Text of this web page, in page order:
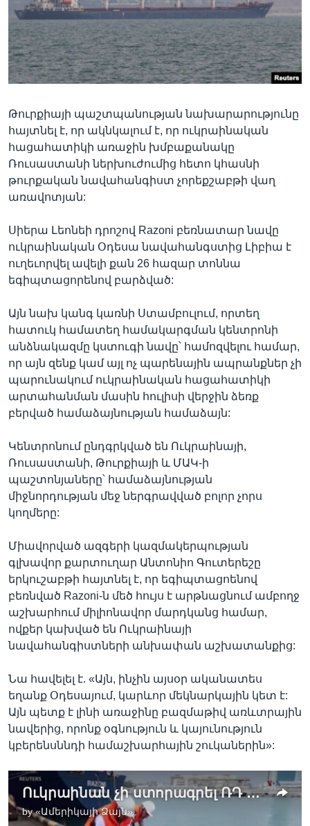
Լեզուներ
Թուրքիայի պաշտպանության նախարարությունը
հայտնել է, որ ակնկալում է, որ ուկրաինական
հացահատիկի առաջին խմբաքանակը
Ռուսաստանի ներխուժումից հետո կհասնի
թուրքական նավահանգիստ չորեքշաբթի վաղ
առավոտյան:
Սիերա Լեոնեի դրոշով Razoni բեռնատար նավը
ուկրաինական Օդեսա նավահանգստից Լիբիա է
ուղեւորվել ավելի քան 26 հազար տոննա
եգիպտացորենով բարձված:
Այն նախ կանգ կառնի Ստամբուլում, որտեղ
հատուկ համատեղ համակարգման կենտրոնի
անձնակազմը կստուգի նավը՝ համոզվելու համար,
որ այն զենք կամ այլ ոչ պարենային ապրանքներ չի
պարունակում ուկրաինական հացահատիկի
արտահանման մասին հուլիսի վերջին ձեռք
բերված համաձայնության համաձայն:
Կենտրոնում ընդգրկված են Ուկրաինայի,
Ռուսաստանի, Թուրքիայի և ՄԱԿ-ի
պաշտոնյաները՝ համաձայնության
միջնորդության մեջ ներգրավված բոլոր չորս
կողմերը:
Միավորված ազգերի կազմակերպության
գլխավոր քարտուղար Անտոնիո Գուտերեշը
երկուշաբթի հայտնել է, որ եգիպտացոենով
բեռնված Razoni-ն մեծ հույս է արթնացնում ամբողջ
աշխարհում միլիոնավոր մարդկանց համար,
ովքեր կախված են Ուկրաինայի
նավահանգիստների անխափան աշխատանքից:
Նա հավելել է. «Այն, ինչին այսօր ականատես
եղանք Օդեսայում, կարևոր մեկնարկային կետ է:
Այն պետք է լինի առաջինը բազմաթիվ առևտրային
նավերից, որոնք օգնություն և կայունություն
կբերենսննդի համաշխարհային շուկաներին»:
Ուկրաինան չի ստորագրել ՌԴ հետ որևէ պայմանագիր. Միխայիլ Պոդոլյակ
by«Ամերիկայի Ձայն»